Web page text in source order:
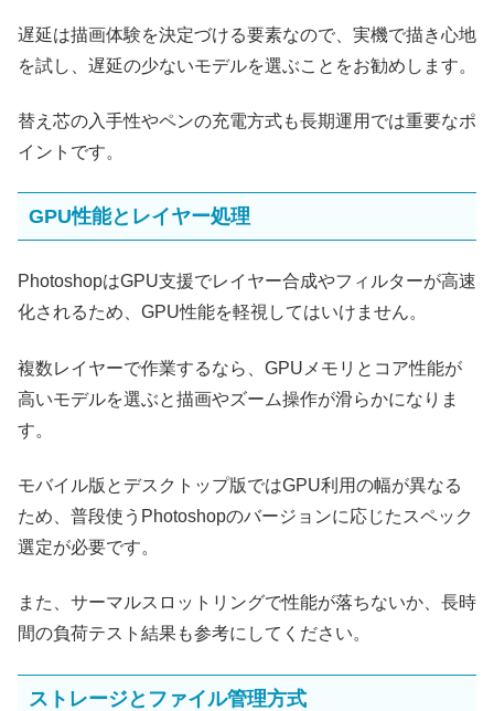
遅延は描画体験を決定づける要素なので、実機で描き心地
を試し、遅延の少ないモデルを選ぶことをお勧めします。
替え芯の入手性やペンの充電方式も長期運用では重要なポ
イントです。
GPU性能とレイヤー処理
PhotoshopはGPU支援でレイヤー合成やフィルターが高速
化されるため、GPU性能を軽視してはいけません。
複数レイヤーで作業するなら、GPUメモリとコア性能が
高いモデルを選ぶと描画やズーム操作が滑らかになりま
す。
モバイル版とデスクトップ版ではGPU利用の幅が異なる
ため、普段使うPhotoshopのバージョンに応じたスペック
選定が必要です。
また、サーマルスロットリングで性能が落ちないか、長時
間の負荷テスト結果も参考にしてください。
ストレージとファイル管理方式